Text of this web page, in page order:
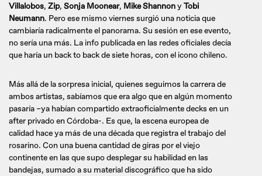
Villalobos, Zip, Sonja Moonear, Mike ShannonyTobi
Neumann. Pero ese mismo viernes surgió una noticia que
cambiaría radicalmente el panorama. Su sesión en ese evento,
no sería una más. La info publicada en las redes oficiales decía
que haría un back to back de siete horas, con el icono chileno.
Más allá de la sorpresa inicial, quienes seguimos la carrera de
ambos artistas, sabíamos que era algo que en algún momento
pasaría –ya habían compartido extraoficialmente decks en un
after privado en Córdoba-. Es que, la escena europea de
calidad hace ya más de una década que registra el trabajo del
rosarino. Con una buena cantidad de giras por el viejo
continente en las que supo desplegar su habilidad en las
bandejas, sumado a su material discográfico que ha sido